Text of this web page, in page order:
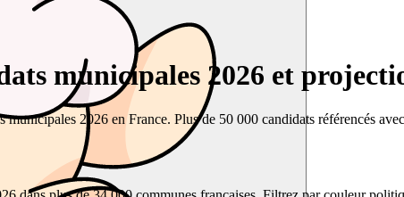
municipales 2026 et
2026 en France. Plus de 50 000 candidats référencés